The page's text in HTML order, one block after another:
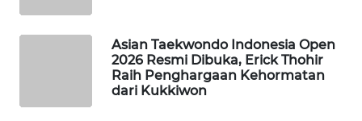
Asian Taekwondo Indonesia Open
2026 Resmi Dibuka, Erick Thohir
Raih Penghargaan Kehormatan
dari Kukkiwon
WAHANA